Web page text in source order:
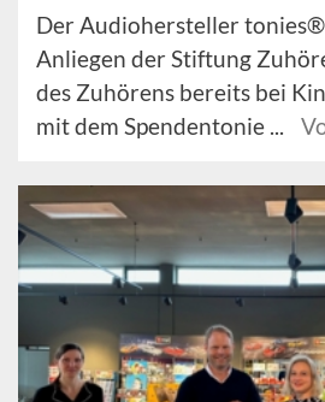
Der Audiohersteller
Anliegen der Stiftung
des Zuhörens bereits bei
mit dem Spendentonie ...